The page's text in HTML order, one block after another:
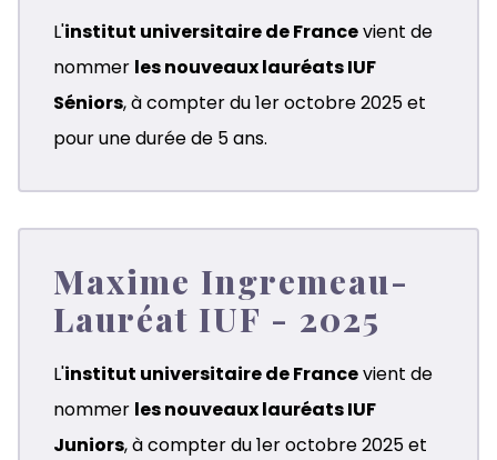
L'institut universitaire de Francevient de
nommer les nouveaux lauréats IUF
Séniors, à compter du 1er octobre 2025 et
pour une durée de 5 ans.
Maxime Ingremeau-
Lauréat IUF - 2025
L'institut universitaire de Francevient de
nommer les nouveaux lauréats IUF
Juniors, à compter du 1er octobre 2025 et